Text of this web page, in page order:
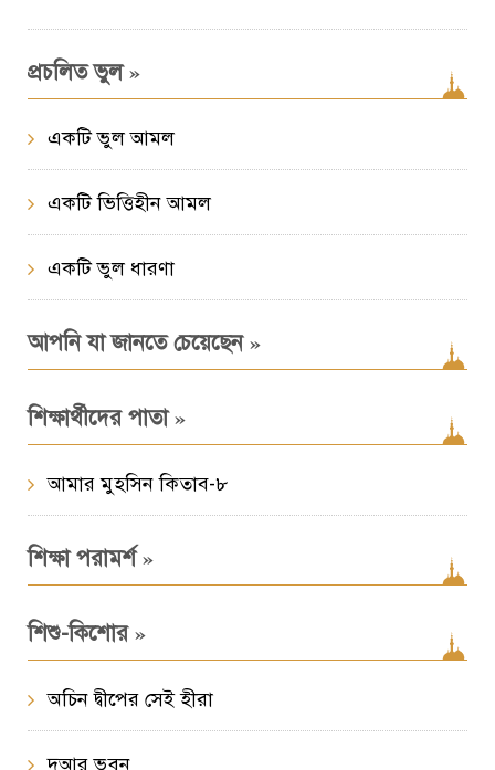
প্রচলিত ভুল»
একটি ভুল আমল
একটি ভিত্তিহীন আমল
একটি ভুল ধারণা
আপনি যা জানতে চেয়েছেন »
শিক্ষার্থীদের পাতা»
আমার মুহসিন কিতাব-৮
শিক্ষা পরামর্শ»
শিশু-কিশোর »
অচিন দ্বীপের সেই হীরা
দুআর ভুবন